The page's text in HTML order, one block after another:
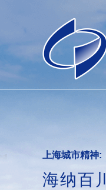
区
上海城市精神:
海纳百川